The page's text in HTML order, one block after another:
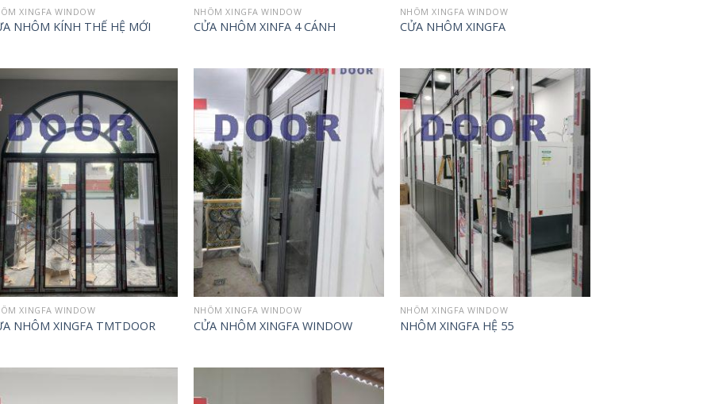
XINGFA WINDOW
NHÔM KÍNH THẾ HỆ MỚI
NHÔM XINGFA WINDOW
CỬA NHÔM XINFA 4 CÁNH
NHÔM XINGFA WINDOW
CỬA NHÔM XINGFA
Add to
wishlist
XINGFA WINDOW
NHÔM XINGFA TMTDOOR
NHÔM XINGFA WINDOW
CỬA NHÔM XINGFA WINDOW
Add to
wishlist
NHÔM XINGFA WINDOW
NHÔM XINGFA HỆ 55